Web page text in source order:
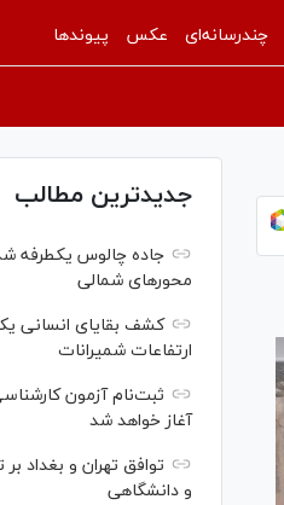
چندرسانه‌ای عکس پیوندها
جدیدترین مطالب
جاده چالوس یکطرفه
محورهای شمالی
کشف بقایای انسانی
ارتفاعات شمیرانات
ثبت‌نام آزمون
آغاز خواهد شد
توافق تهران و بغداد
و دانشگاهی